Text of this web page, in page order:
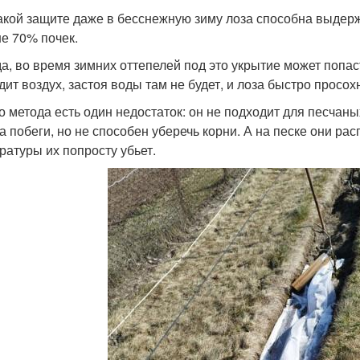
защите даже в бесснежную зиму лоза способна
70% почек.
во время зимних оттепелей под это укрытие может
воздух, застоя воды там не будет, и лоза быстро
метода есть один недостаток: он не подходит для
побеги, но не способен уберечь корни. А на песке они
их попросту убьет.